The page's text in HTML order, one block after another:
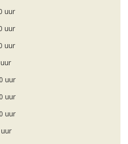
uur
uur
uur
uur
uur
uur